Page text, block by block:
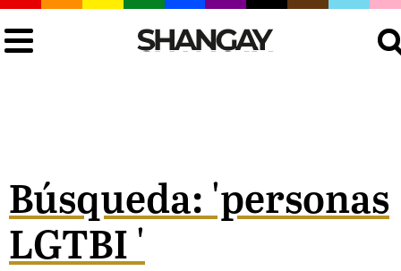
Búsqueda: 'personas
LGTBI '